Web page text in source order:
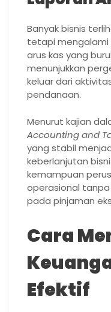
Banyak bisnis
tetapi mengalami
arus kas yang
menunjukkan
keluar dari
pendanaan.
Menurut kajian
Accounting and
yang stabil
keberlanjutan
kemampuan
operasional
pada pinjaman
Cara
Efektif